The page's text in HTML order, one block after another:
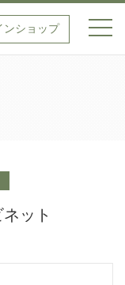
ショップ
ット